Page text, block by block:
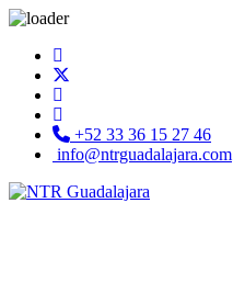
+52 33 36 15 27 46
info@ntrguadalajara.com